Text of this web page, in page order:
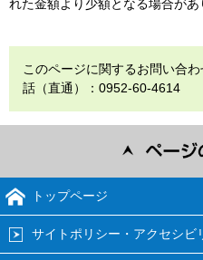
れた金額より少額となる場合があ
このページに関するお問い
話（直通）：0952-60-4614
トップページ
サイトポリシー・アクセシビ